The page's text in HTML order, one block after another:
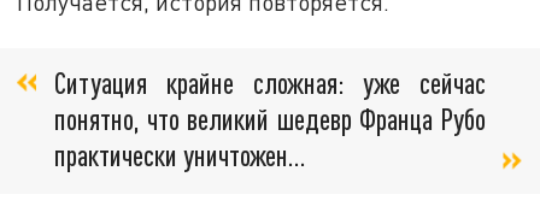
Ситуация крайне сложная: уже сейчас
понятно, что великий шедевр Франца Рубо
практически уничтожен…